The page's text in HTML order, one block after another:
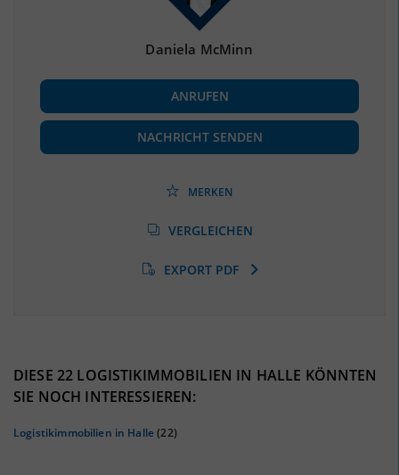
BESCHÄFTIGUNG
Beschäftigte
(Landkreis / Kreisfreie Stadt)
87.290
(Landkreis / Kreisfreie Stadt)
(Stand: 01/2020)
Daniela McMinn
ANRUFEN
NACHRICHT SENDEN
MERKEN
VERGLEICHEN
EXPORT PDF
DIESE 22 LOGISTIKIMMOBILIEN IN HALLE KÖNNTEN
SIE NOCH INTERESSIEREN:
Logistikimmobilien in Halle(22)